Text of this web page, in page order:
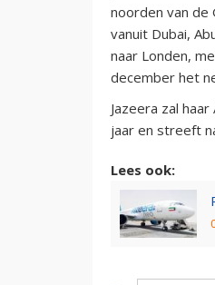
noorden van de
vanuit Dubai,
naar Londen,
december het
Jazeera zal
jaar en streeft
Lees ook: